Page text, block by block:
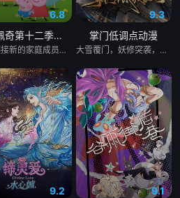
6.8
小猪佩奇第十二季国语
为了迎接新的家庭成员，猪爸爸和猪妈妈不得不准备搬家。在兔小姐的带领下，佩奇一家看了很多套房子，却没能找到合适的温馨住所。就在猪妈妈发愁不已时，佩奇突发奇想，提议自己和乔治可以住屋顶，让小宝宝住原来的房间。猪爸爸和猪妈妈受此启发，决定对现有的房子进行扩建。随着小宝宝的降生，佩奇一家的生活也在发生着变化，这个新成员如同一束温暖的阳光，也为佩奇和乔治带来了很多的惊喜。
9.3
掌门低调点动漫
大雪覆门，妖修突袭，屠尽墨门，少年路朝歌痛失至亲，绝境之中觉醒绑定逆天系统，靠水系启灵死里逃生，立誓肃清世间妖邪。十年蛰伏苦修，他困于初境寸步难行，一朝契机重启系统，携妹妹路冬梨下山寻灵草破境。途中巧破异兽难题，逆天引九道天道敕令启灵，连破五重境界，还直面剑宗天骄邀战，昔日废柴掌门，自此强势逆袭。
9.2
9.1